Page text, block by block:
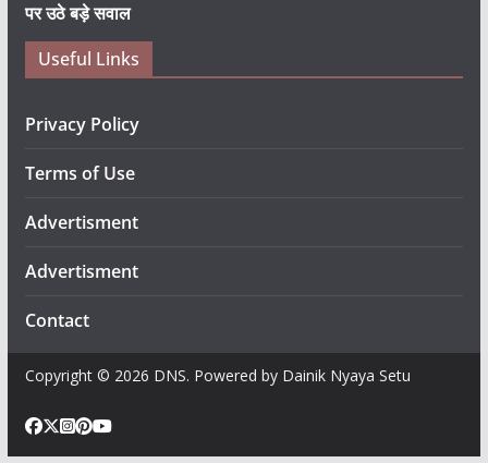
पर उठे बड़े सवाल
Useful Links
Privacy Policy
Terms of Use
Advertisment
Advertisment
Contact
Copyright © 2026 DNS. Powered by Dainik Nyaya Setu